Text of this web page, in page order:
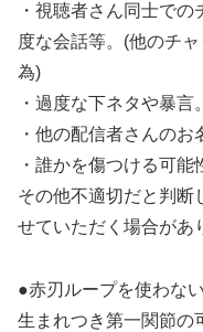
・視聴者さん同士で
度な会話等。(他のチ
為)
・過度な下ネタや暴言。
・他の配信者さんのお
・誰かを傷つける可能
その他不適切だと判断
せていただく場合があ
●赤刃ループを使わな
生まれつき第一関節の